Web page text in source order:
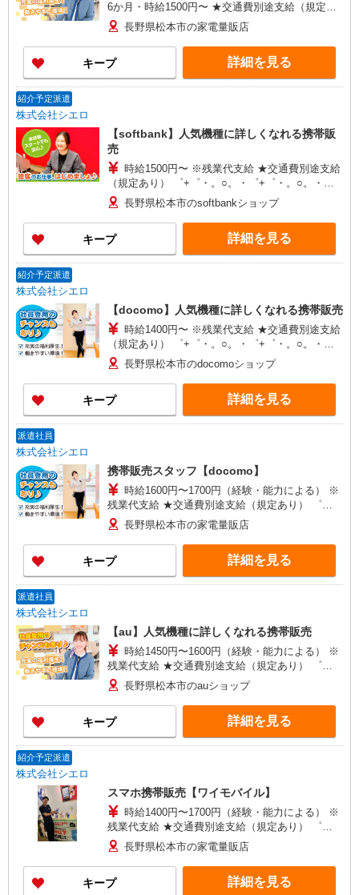
6か月・時給1500円〜 ★交通費別途支給（規定あ
り） ゜+゜・。○。・゜+゜・。○。・゜+゜ 入社
祝い金10万円支給(規定有) お友達を紹介頂くと, イ
ンセンティブ支給(規定有) ゜・。○。・゜+゜・。
○。・゜+゜
長野県松本市の家電量販店
キープ 詳細を見る
紹介予定派遣
株式会社シエロ
【softbank】人気機種に詳しくなれる携帯販
売
時給1500円〜 ※残業代支給 ★交通費別途支給
（規定あり） ゜+゜・。○。・゜+゜・。○。・゜
+゜ 入社祝い金10万円支給(規定有) お友達を紹介
頂くと, インセンティブ支給(規定有) ★月2回払
い・週払い可能（規程有）★ ゜・。○。・゜
+゜・。○。・゜+゜
長野県松本市のsoftbankショップ
キープ 詳細を見る
紹介予定派遣
株式会社シエロ
【docomo】人気機種に詳しくなれる携帯販売
時給1400円〜 ※残業代支給 ★交通費別途支給
（規定あり） ゜+゜・。○。・゜+゜・。○。・゜
+゜ 入社祝い金10万円支給(規定有) お友達を紹介
頂くと, インセンティブ支給(規定有) ★月2回払
い・週払い可能（規程有）★ ゜・。○。・゜
+゜・。○。・゜+゜
長野県松本市のdocomoショップ
キープ 詳細を見る
派遣社員
株式会社シエロ
携帯販売スタッフ【docomo】
時給1600円〜1700円（経験・能力による） ※
残業代支給 ★交通費別途支給（規定あり） ゜
+゜・。○。・゜+゜・。○。・゜+゜ 入社祝い金10
万円支給(規定有) お友達を紹介頂くと, インセンテ
ィブ支給(規定有) ★月2回払い・週払い可能（規程
有）★ ゜・。○。・゜+゜・。○。・゜+゜
長野県松本市の家電量販店
キープ 詳細を見る
派遣社員
株式会社シエロ
【au】人気機種に詳しくなれる携帯販売
時給1450円〜1600円（経験・能力による） ※
残業代支給 ★交通費別途支給（規定あり） ゜
+゜・。○。・゜+゜・。○。・゜+゜ 入社祝い金10
万円支給(規定有) お友達を紹介頂くと, インセンテ
ィブ支給(規定有) ★月2回払い・週払い可能（規程
有）★ ゜・。○。・゜+゜・。○。・゜+゜
長野県松本市のauショップ
キープ 詳細を見る
紹介予定派遣
株式会社シエロ
スマホ携帯販売【ワイモバイル】
時給1400円〜1700円（経験・能力による） ※
残業代支給 ★交通費別途支給（規定あり） ゜
+゜・。○。・゜+゜・。○。・゜+゜ 入社祝い金10
万円支給(規定有) お友達を紹介頂くと, インセンテ
ィブ支給(規定有) ★月2回払い・週払い可能（規程
有）★ ゜・。○。・゜+゜・。○。・゜+゜
長野県松本市の家電量販店
キープ 詳細を見る